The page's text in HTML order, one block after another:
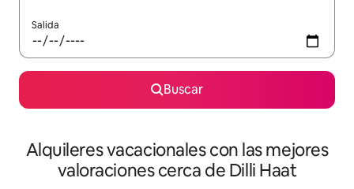
Salida
Buscar
Alquileres vacacionales con las mejores
valoraciones cerca de Dilli Haat